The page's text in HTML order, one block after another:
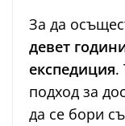
За да
девет
експедиция.
подход за
да се бори